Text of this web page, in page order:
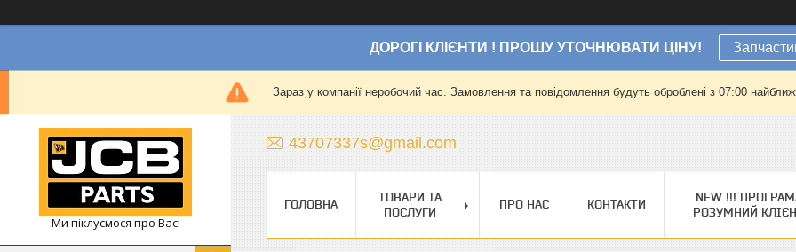
ДОРОГІ КЛІЄНТИ ! ПРОШУ УТОЧНЮВАТИ ЦІНУ!
Зараз у компанії неробочий час. Замовлення та повідомлення будуть оброблені з 07:00
Ми піклуємося про Вас!
43707337s@gmail.com
ГОЛОВНА
ТОВАРИ ТА
ПОСЛУГИ
ПРО НАС КОНТАКТИ
NEW !!!
РОЗУМНИЙ